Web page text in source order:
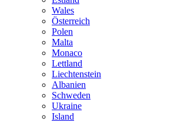
Wales
Österreich
Polen
Malta
Monaco
Lettland
Liechtenstein
Albanien
Schweden
Ukraine
Island